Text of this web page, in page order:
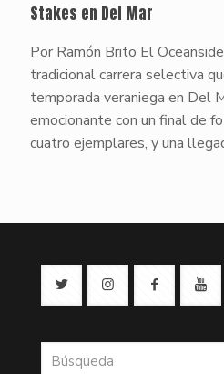
Stakes en Del Mar
Por Ramón Brito El
tradicional carrera selectiva
temporada veraniega en Del
emocionante con un final de
cuatro ejemplares, y una